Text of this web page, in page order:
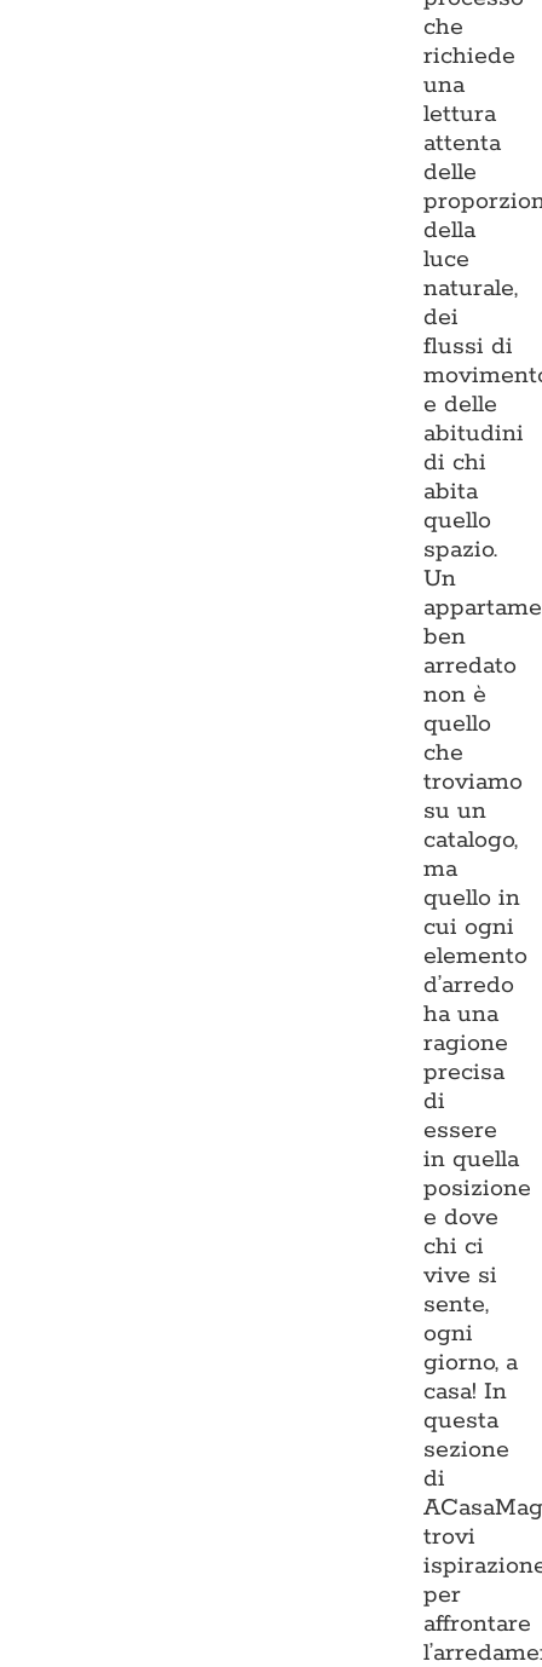
che
richiede
una
lettura
attenta
delle
della
luce
naturale,
dei
flussi di
e delle
abitudini
di chi
abita
quello
spazio.
Un
ben
arredato
non è
quello
che
troviamo
su un
catalogo,
ma
quello in
cui ogni
elemento
d’arredo
ha una
ragione
precisa
di
essere
in quella
posizione
e dove
chi ci
vive si
sente,
ogni
giorno, a
casa! In
questa
sezione
di
trovi
per
affrontare